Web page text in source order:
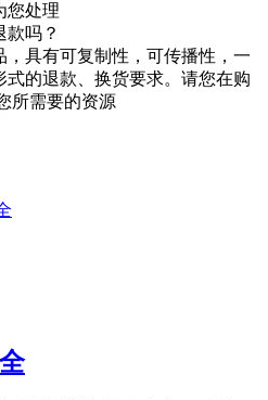
您处理
款吗？
，具有可复制性，可传播性，一
式的退款、换货要求。请您在购
所需要的资源